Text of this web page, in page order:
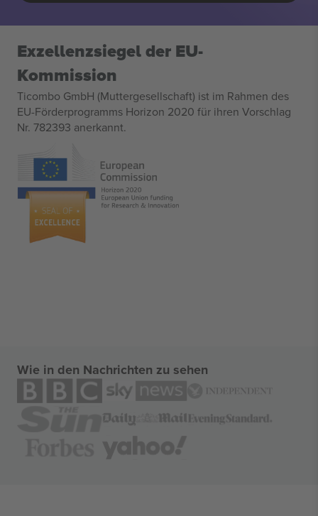
Exzellenzsiegel der EU-
Kommission
Ticombo GmbH (Muttergesellschaft) ist im Rahmen des
EU-Förderprogramms Horizon 2020 für ihren Vorschlag
Nr. 782393 anerkannt.
Wie in den Nachrichten zu sehen